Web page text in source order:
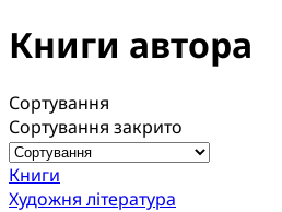
Книги автора
Сортування
Сортування закрито
Книги
Художня література